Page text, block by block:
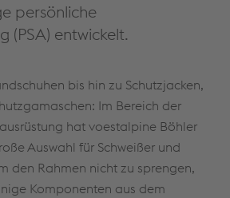
persönliche
(PSA) entwickelt.
bis hin zu Schutzjacken,
Im Bereich der
hat voestalpine Böhler
Auswahl für Schweißer und
den Rahmen nicht zu sprengen,
Komponenten aus dem